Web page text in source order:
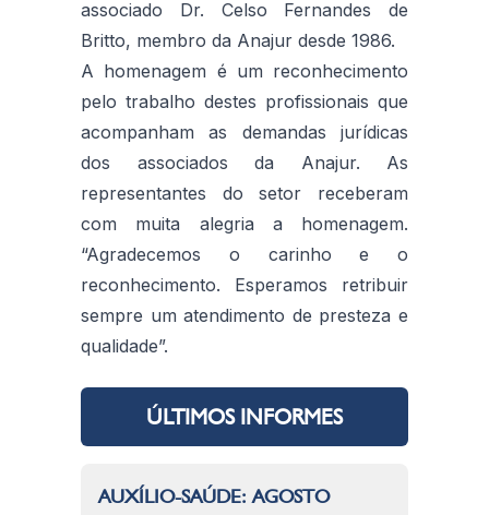
associado Dr. Celso Fernandes de
Britto, membro da Anajur desde 1986.
A homenagem é um reconhecimento
pelo trabalho destes profissionais que
acompanham as demandas jurídicas
dos associados da Anajur. As
representantes do setor receberam
com muita alegria a homenagem.
“Agradecemos o carinho e o
reconhecimento. Esperamos retribuir
sempre um atendimento de presteza e
qualidade”.
ÚLTIMOS INFORMES
AUXÍLIO-SAÚDE: AGOSTO